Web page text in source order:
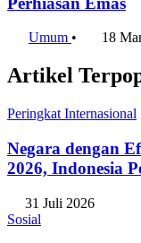
Umum • 18
Artikel
Peringkat Internasional
Negara dengan
2026, Indonesia
31 Juli 2026
Sosial